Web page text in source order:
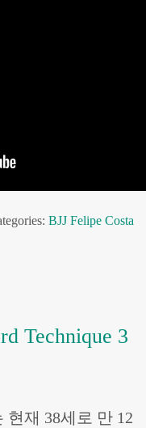
BJJ Felipe Costa
Technique 3
현재 38세로 만 12